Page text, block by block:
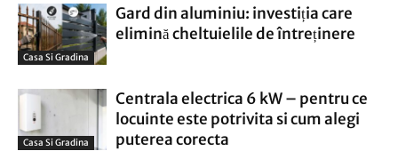
Casa Si Gradina
Gard din aluminiu: investiția care
elimină cheltuielile de întreținere
Casa Si Gradina
Centrala electrica 6 kW – pentru ce
locuinte este potrivita si cum alegi
puterea corecta